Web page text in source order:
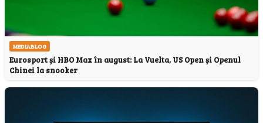
MEDIABLOG
Eurosport și HBO Max în august: La Vuelta, US Open și Openul
Chinei la snooker